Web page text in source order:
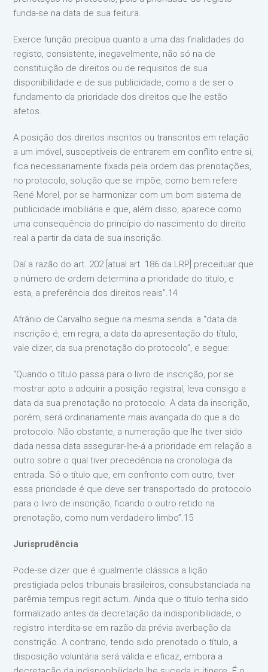
funda-se na data de sua feitura.
Exerce função precípua quanto a uma das finalidades do
registo, consistente, inegavelmente, não só na de
constituição de direitos ou de requisitos de sua
disponibilidade e de sua publicidade, como a de ser o
fundamento da prioridade dos direitos que lhe estão
afetos.
A posição dos direitos inscritos ou transcritos em relação
a um imóvel, susceptíveis de entrarem em conflito entre si,
fica necessariamente fixada pela ordem das prenotações,
no protocolo, solução que se impõe, como bem refere
René Morel, por se harmonizar com um bom sistema de
publicidade imobiliária e que, além disso, aparece como
uma consequência do princípio do nascimento do direito
real a partir da data de sua inscrição.
Daí a razão do art. 202 [atual art. 186 da LRP] preceituar que
o número de ordem determina a prioridade do título, e
esta, a preferência dos direitos reais”.14
Afrânio de Carvalho segue na mesma senda: a “data da
inscrição é, em regra, a data da apresentação do título,
vale dizer, da sua prenotação do protocolo”, e segue:
“Quando o título passa para o livro de inscrição, por se
mostrar apto a adquirir a posição registral, leva consigo a
data da sua prenotação no protocolo. A data da inscrição,
porém, será ordinariamente mais avançada do que a do
protocolo. Não obstante, a numeração que lhe tiver sido
dada nessa data assegurar-lhe-á a prioridade em relação a
outro sobre o qual tiver precedência na cronologia da
entrada. Só o título que, em confronto com outro, tiver
essa prioridade é que deve ser transportado do protocolo
para o livro de inscrição, ficando o outro retido na
prenotação, como num verdadeiro limbo”.15
Jurisprudência
Pode-se dizer que é igualmente clássica a lição
prestigiada pelos tribunais brasileiros, consubstanciada na
parêmia tempus regit actum. Ainda que o título tenha sido
formalizado antes da decretação da indisponibilidade, o
registro interdita-se em razão da prévia averbação da
constrição. A contrario, tendo sido prenotado o título, a
disposição voluntária será válida e eficaz, embora a